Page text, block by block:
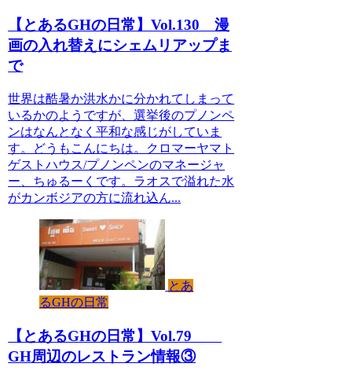
【とあるGHの日常】Vol.130 漫
画の入れ替えにシェムリアップま
で
世界は酷暑か洪水かに分かれてしまって
いるかのようですが、選挙後のプノンペ
ンはなんとなく平和な感じがしていま
す。どうもこんにちは。クロマーヤマト
ゲストハウス/プノンペンのマネージャ
ー、ちゅるーくです。ラオスで溢れた水
がカンボジアの方に流れ込ん...
とあ
るGHの日常
【とあるGHの日常】Vol.79
GH周辺のレストラン情報③